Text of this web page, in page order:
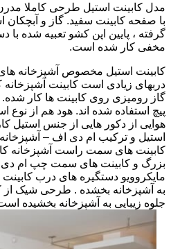
مدل کابینت استیل طرحی کاملا
با صفحه کابینت سفید. گاز و آبچکان
گرفته ، پایین اپن کشو تعبیه شده
مخفی کار شده است.
کابینت استیل مخصوص آشپزخانه
دربهای زیادی است کابینت
گاز رومیزی روی کابینت ها کار
پیچ استفاده شده اند. هود هم از نوع
هوایی از دکور هایی از جنس استیل
استیل و ترکیب ام دی اف –
کابینت های سمت راست آشپزخانه
مایکروویو دستگیره های درب
به آشپزخانه بخشده . طرحی شیک
جلوه زیبایی به آشپزخانه بخشیده